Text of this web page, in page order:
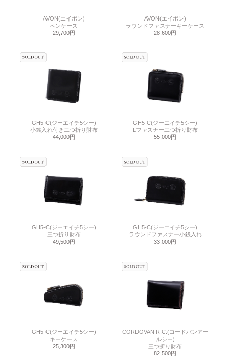
AVON(エイボン)
ペンケース
29,700円
AVON(エイボン)
ラウンドファスナーキーケース
28,600円
GH5-C(ジーエイチ5シー)
小銭入れ付き二つ折り財布
44,000円
GH5-C(ジーエイチ5シー)
Lファスナー二つ折り財布
55,000円
GH5-C(ジーエイチ5シー)
三つ折り財布
49,500円
GH5-C(ジーエイチ5シー)
ラウンドファスナー小銭入れ
33,000円
GH5-C(ジーエイチ5シー)
キーケース
25,300円
CORDOVAN R.C.(コードバンアー
ルシー)
三つ折り財布
82,500円